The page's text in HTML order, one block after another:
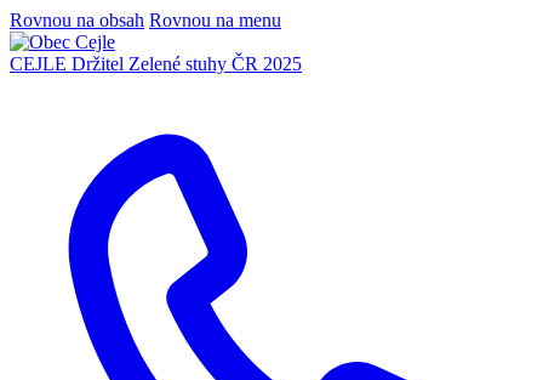
Rovnou na obsah Rovnou na menu
CEJLE Držitel Zelené stuhy ČR 2025